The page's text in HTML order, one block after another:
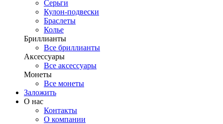
Серьги
Кулон-подвески
Браслеты
Колье
Бриллианты
Все бриллианты
Аксессуары
Все аксессуары
Монеты
Все монеты
Заложить
О нас
Контакты
О компании